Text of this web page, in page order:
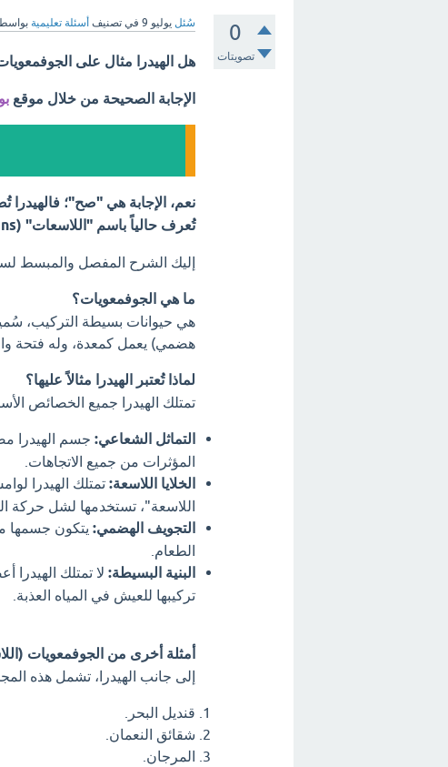
0
تصويتات
سُئل يوليو 9 في تصنيف أسئلة تعليمية
هل الهيدرا مثال على
الإجابة الصحيحة من خلال موقع
تُعرف حالياً باسم "اللاسعات" (Cnidarians).
إليك الشرح المفصل والمبسط
ما هي الجوفمعويات؟
هي حيوانات بسيطة التركيب،
هضمي) يعمل كمعدة، وله فتحة
لماذا تُعتبر الهيدرا مثالاً عليها؟
تمتلك الهيدرا جميع الخصائص
التماثل الشعاعي: جسم الهيدرا
المؤثرات من جميع الاتجاهات.
الخلايا اللاسعة: تمتلك الهيدرا
اللاسعة"، تستخدمها لشل حركة
التجويف الهضمي: يتكون جسمها
الطعام.
البنية البسيطة: لا تمتلك
تركيبها للعيش في المياه العذبة.
أمثلة أخرى من الجوفمعويات
إلى جانب الهيدرا، تشمل هذه
قنديل البحر.
شقائق النعمان.
المرجان.